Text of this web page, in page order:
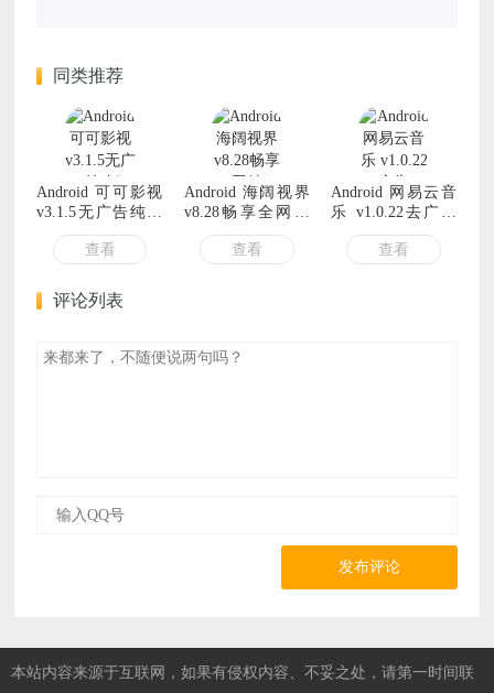
同类推荐
Android 可可影视
v3.1.5无广告纯净
查看
Android 海阔视界
v8.28畅享全网精
品影视
查看
Android 网易云音
乐 v1.0.22去广告
精简版
查看
评论列表
发布评论
本站内容来源于互联网，如果有侵权内容、不妥之处，请第一时间联